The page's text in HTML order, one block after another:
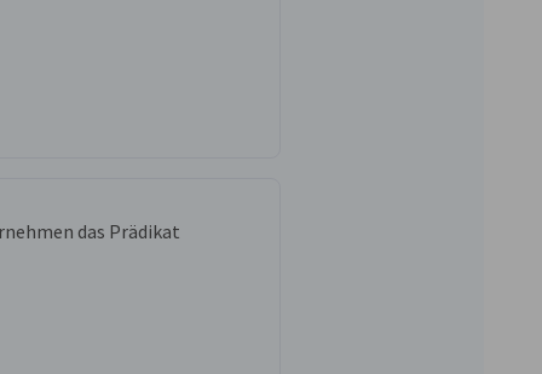
das Prädikat